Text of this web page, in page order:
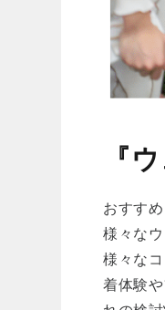
『
おすす
様々な
様々な
着体験